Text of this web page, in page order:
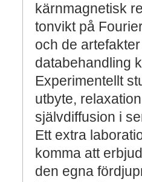
kärnmagnetisk
tonvikt på
och de
databehandling
Experimentellt
utbyte,
självdiffusion i
Ett extra
komma att
den egna